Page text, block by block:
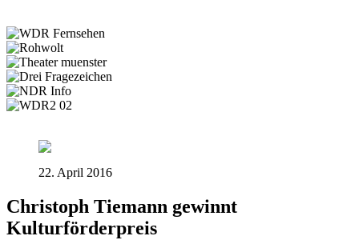
22. April 2016
Christoph Tiemann gewinnt
Kulturförderpreis